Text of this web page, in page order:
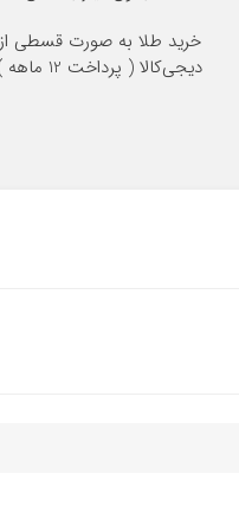
خرید طلا به صورت قسطی از
دیجی‌کالا ( پرداخت 12 ماهه )